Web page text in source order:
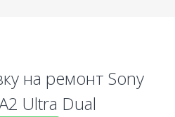
на ремонт Sony
Ultra Dual